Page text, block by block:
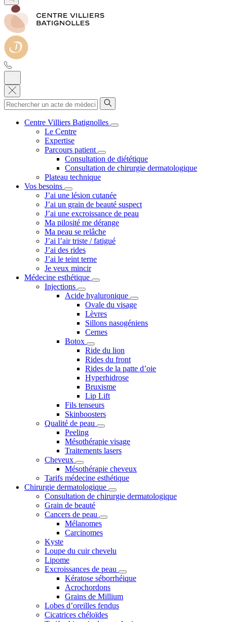
Centre Villiers Batignolles
Le Centre
Expertise
Parcours patient
Consultation de diététique
Consultation de chirurgie dermatologique
Plateau technique
Vos besoins
J’ai une lésion cutanée
J’ai un grain de beauté suspect
J’ai une excroissance de peau
Ma pilosité me dérange
Ma peau se relâche
J’ai l’air triste / fatigué
J’ai des rides
J’ai le teint terne
Je veux mincir
Médecine esthétique
Injections
Acide hyaluronique
Ovale du visage
Lèvres
Sillons nasogéniens
Cernes
Botox
Ride du lion
Rides du front
Rides de la patte d’oie
Hyperhidrose
Bruxisme
Lip Lift
Fils tenseurs
Skinboosters
Qualité de peau
Peeling
Mésothérapie visage
Traitements lasers
Cheveux
Mésothérapie cheveux
Tarifs médecine esthétique
Chirurgie dermatologique
Consultation de chirurgie dermatologique
Grain de beauté
Cancers de peau
Mélanomes
Carcinomes
Kyste
Loupe du cuir chevelu
Lipome
Excroissances de peau
Kératose séborrhéique
Acrochordons
Grains de Millium
Lobes d’oreilles fendus
Cicatrices chéloïdes